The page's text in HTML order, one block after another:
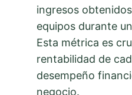
ingresos
equipos durante
Esta métrica es
rentabilidad de
desempeño
negocio.